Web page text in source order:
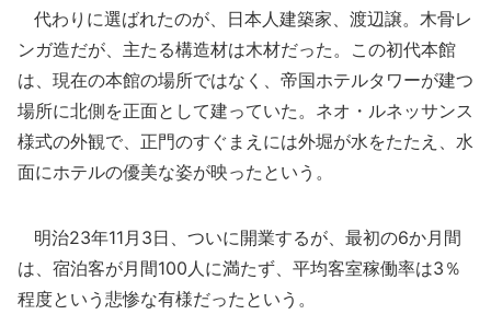
代わりに選ばれたのが、日本人建築家、渡辺譲。木骨レ
ンガ造だが、主たる構造材は木材だった。この初代本館
は、現在の本館の場所ではなく、帝国ホテルタワーが建つ
場所に北側を正面として建っていた。ネオ・ルネッサンス
様式の外観で、正門のすぐまえには外堀が水をたたえ、水
面にホテルの優美な姿が映ったという。
明治23年11月3日、ついに開業するが、最初の6か月間
は、宿泊客が月間100人に満たず、平均客室稼働率は3％
程度という悲惨な有様だったという。